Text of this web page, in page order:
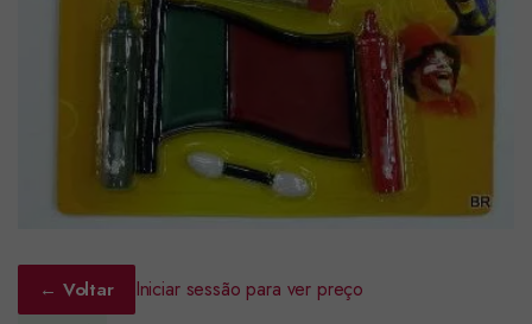
← Voltar Iniciar sessão para ver preço